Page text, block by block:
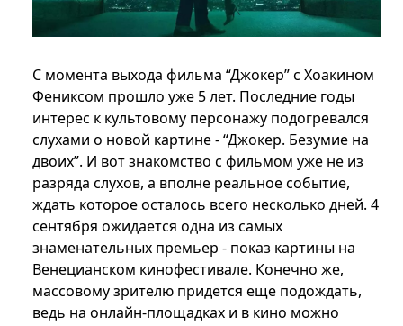
С момента выхода фильма “Джокер” с Хоакином
Фениксом прошло уже 5 лет. Последние годы
интерес к культовому персонажу подогревался
слухами о новой картине - “Джокер. Безумие на
двоих”. И вот знакомство с фильмом уже не из
разряда слухов, а вполне реальное событие,
ждать которое осталось всего несколько дней. 4
сентября ожидается одна из самых
знаменательных премьер - показ картины на
Венецианском кинофестивале. Конечно же,
массовому зрителю придется еще подождать,
ведь на онлайн-площадках и в кино можно